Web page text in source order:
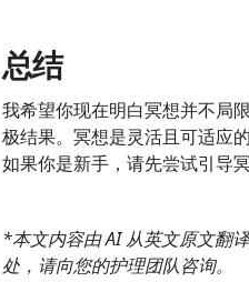
总结
我希望你现在明白冥想并不局
极结果。冥想是灵活且可适应
如果你是新手，请先尝试引导
*本文内容由 AI 从英文原文翻
处，请向您的护理团队咨询。